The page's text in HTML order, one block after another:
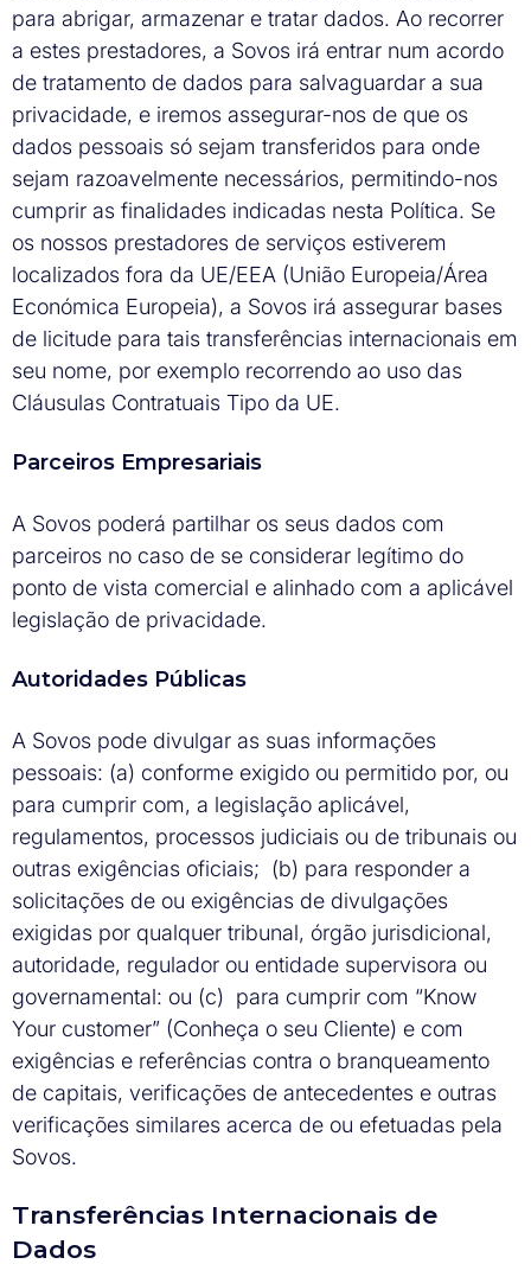
para abrigar, armazenar e tratar dados. Ao recorrer
a estes prestadores, a Sovos irá entrar num acordo
de tratamento de dados para salvaguardar a sua
privacidade, e iremos assegurar-nos de que os
dados pessoais só sejam transferidos para onde
sejam razoavelmente necessários, permitindo-nos
cumprir as finalidades indicadas nesta Política. Se
os nossos prestadores de serviços estiverem
localizados fora da UE/EEA (União Europeia/Área
Económica Europeia), a Sovos irá assegurar bases
de licitude para tais transferências internacionais em
seu nome, por exemplo recorrendo ao uso das
Cláusulas Contratuais Tipo da UE.
Parceiros Empresariais
A Sovos poderá partilhar os seus dados com
parceiros no caso de se considerar legítimo do
ponto de vista comercial e alinhado com a aplicável
legislação de privacidade.
Autoridades Públicas
A Sovos pode divulgar as suas informações
pessoais: (a) conforme exigido ou permitido por, ou
para cumprir com, a legislação aplicável,
regulamentos, processos judiciais ou de tribunais ou
outras exigências oficiais; (b) para responder a
solicitações de ou exigências de divulgações
exigidas por qualquer tribunal, órgão jurisdicional,
autoridade, regulador ou entidade supervisora ou
governamental: ou (c) para cumprir com “Know
Your customer” (Conheça o seu Cliente) e com
exigências e referências contra o branqueamento
de capitais, verificações de antecedentes e outras
verificações similares acerca de ou efetuadas pela
Sovos.
Transferências Internacionais de
Dados